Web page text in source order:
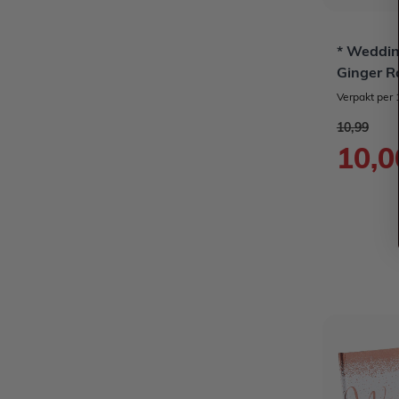
*
Ginger
Verpakt per
Speciale
10,00
Normale
10,99